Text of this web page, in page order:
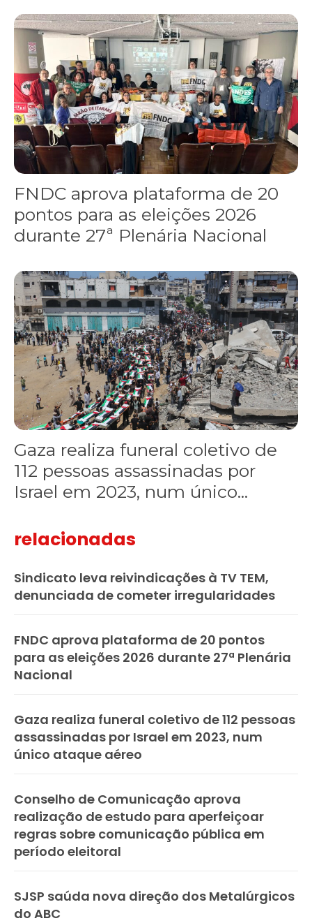
FNDC aprova plataforma de 20 pontos para as eleições 2026
FNDC aprova plataforma de 20
pontos para as eleições 2026
durante 27ª Plenária Nacional
Gaza realiza funeral coletivo de 112 pessoas assassinadas por
Gaza realiza funeral coletivo de
112 pessoas assassinadas por
Israel em 2023, num único...
relacionadas
Sindicato leva reivindicações à TV TEM,
denunciada de cometer irregularidades
FNDC aprova plataforma de 20 pontos
para as eleições 2026 durante 27ª Plenária
Nacional
Gaza realiza funeral coletivo de 112 pessoas
assassinadas por Israel em 2023, num
único ataque aéreo
Conselho de Comunicação aprova
realização de estudo para aperfeiçoar
regras sobre comunicação pública em
período eleitoral
SJSP saúda nova direção dos Metalúrgicos
do ABC